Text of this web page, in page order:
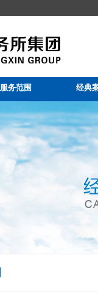
服务范围 经典